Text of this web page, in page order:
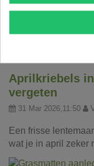
Een mooie tuin
investeren in
een...
Aprilkriebels
vergeten
31 Mar 2026,11:50
Een frisse
wat je in april zeker